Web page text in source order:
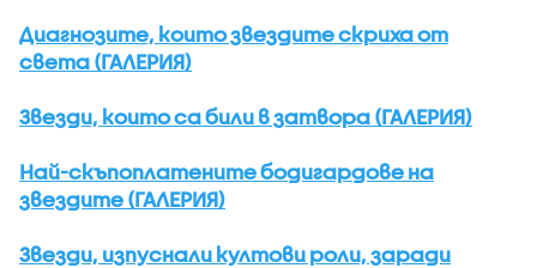
Диагнозите, които звездите скриха от
света (ГАЛЕРИЯ)
Звезди, които са били в затвора (ГАЛЕРИЯ)
Най-скъпоплатените бодигардове на
звездите (ГАЛЕРИЯ)
Звезди, изпуснали култови роли, заради